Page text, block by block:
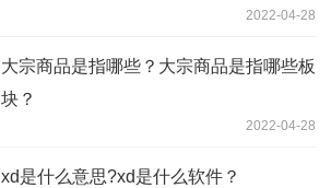
2022-04-28
大宗商品是指哪些？大宗商品是指哪些板
块？
2022-04-28
xd是什么意思?xd是什么软件？